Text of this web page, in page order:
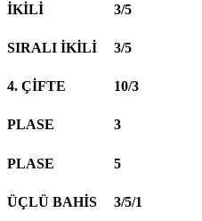
İKİLİ 3/5
SIRALI İKİLİ 3/5
4. ÇİFTE 10/3
PLASE 3
PLASE 5
ÜÇLÜ BAHİS 3/5/1